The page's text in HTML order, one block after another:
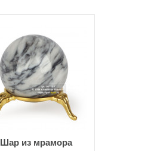
Шар из мрамора